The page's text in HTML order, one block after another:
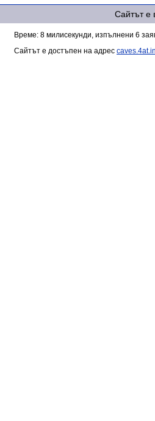
Сайтът е
Време: 8 милисекунди, изпълнени 6
Сайтът е достъпен на адрес